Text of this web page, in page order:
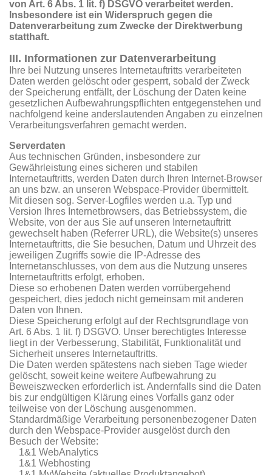
von Art. 6 Abs. 1 lit. f) DSGVO verarbeitet werden.
Insbesondere ist ein Widerspruch gegen die
Datenverarbeitung zum Zwecke der Direktwerbung
statthaft.
III. Informationen zur Datenverarbeitung
Ihre bei Nutzung unseres Internetauftritts verarbeiteten
Daten werden gelöscht oder gesperrt, sobald der Zweck
der Speicherung entfällt, der Löschung der Daten keine
gesetzlichen Aufbewahrungspflichten entgegenstehen und
nachfolgend keine anderslautenden Angaben zu einzelnen
Verarbeitungsverfahren gemacht werden.
Serverdaten
Aus technischen Gründen, insbesondere zur
Gewährleistung eines sicheren und stabilen
Internetauftritts, werden Daten durch Ihren Internet-Browser
an uns bzw. an unseren Webspace-Provider übermittelt.
Mit diesen sog. Server-Logfiles werden u.a. Typ und
Version Ihres Internetbrowsers, das Betriebssystem, die
Website, von der aus Sie auf unseren Internetauftritt
gewechselt haben (Referrer URL), die Website(s) unseres
Internetauftritts, die Sie besuchen, Datum und Uhrzeit des
jeweiligen Zugriffs sowie die IP-Adresse des
Internetanschlusses, von dem aus die Nutzung unseres
Internetauftritts erfolgt, erhoben.
Diese so erhobenen Daten werden vorrübergehend
gespeichert, dies jedoch nicht gemeinsam mit anderen
Daten von Ihnen.
Diese Speicherung erfolgt auf der Rechtsgrundlage von
Art. 6 Abs. 1 lit. f) DSGVO. Unser berechtigtes Interesse
liegt in der Verbesserung, Stabilität, Funktionalität und
Sicherheit unseres Internetauftritts.
Die Daten werden spätestens nach sieben Tage wieder
gelöscht, soweit keine weitere Aufbewahrung zu
Beweiszwecken erforderlich ist. Andernfalls sind die Daten
bis zur endgültigen Klärung eines Vorfalls ganz oder
teilweise von der Löschung ausgenommen.
Standardmäßige Verarbeitung personenbezogener Daten
durch den Webspace-Provider ausgelöst durch den
Besuch der Website:
1&1 WebAnalytics
1&1 Webhosting